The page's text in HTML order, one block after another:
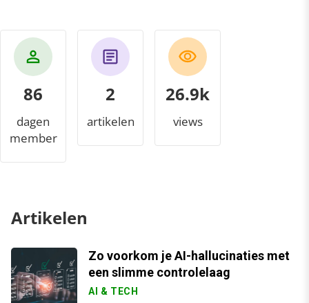
86
dagen
member
2
artikelen
29.2k
views
Artikelen
Zo voorkom je AI-hallucinaties met
een slimme controlelaag
AI & TECH